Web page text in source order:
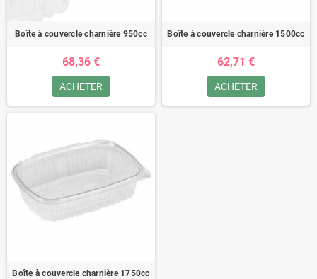
Boîte à couvercle charnière 950cc
68,36 €
ACHETER
Boîte à couvercle charnière 1500cc
62,71 €
ACHETER
Boîte à couvercle charnière 1750cc